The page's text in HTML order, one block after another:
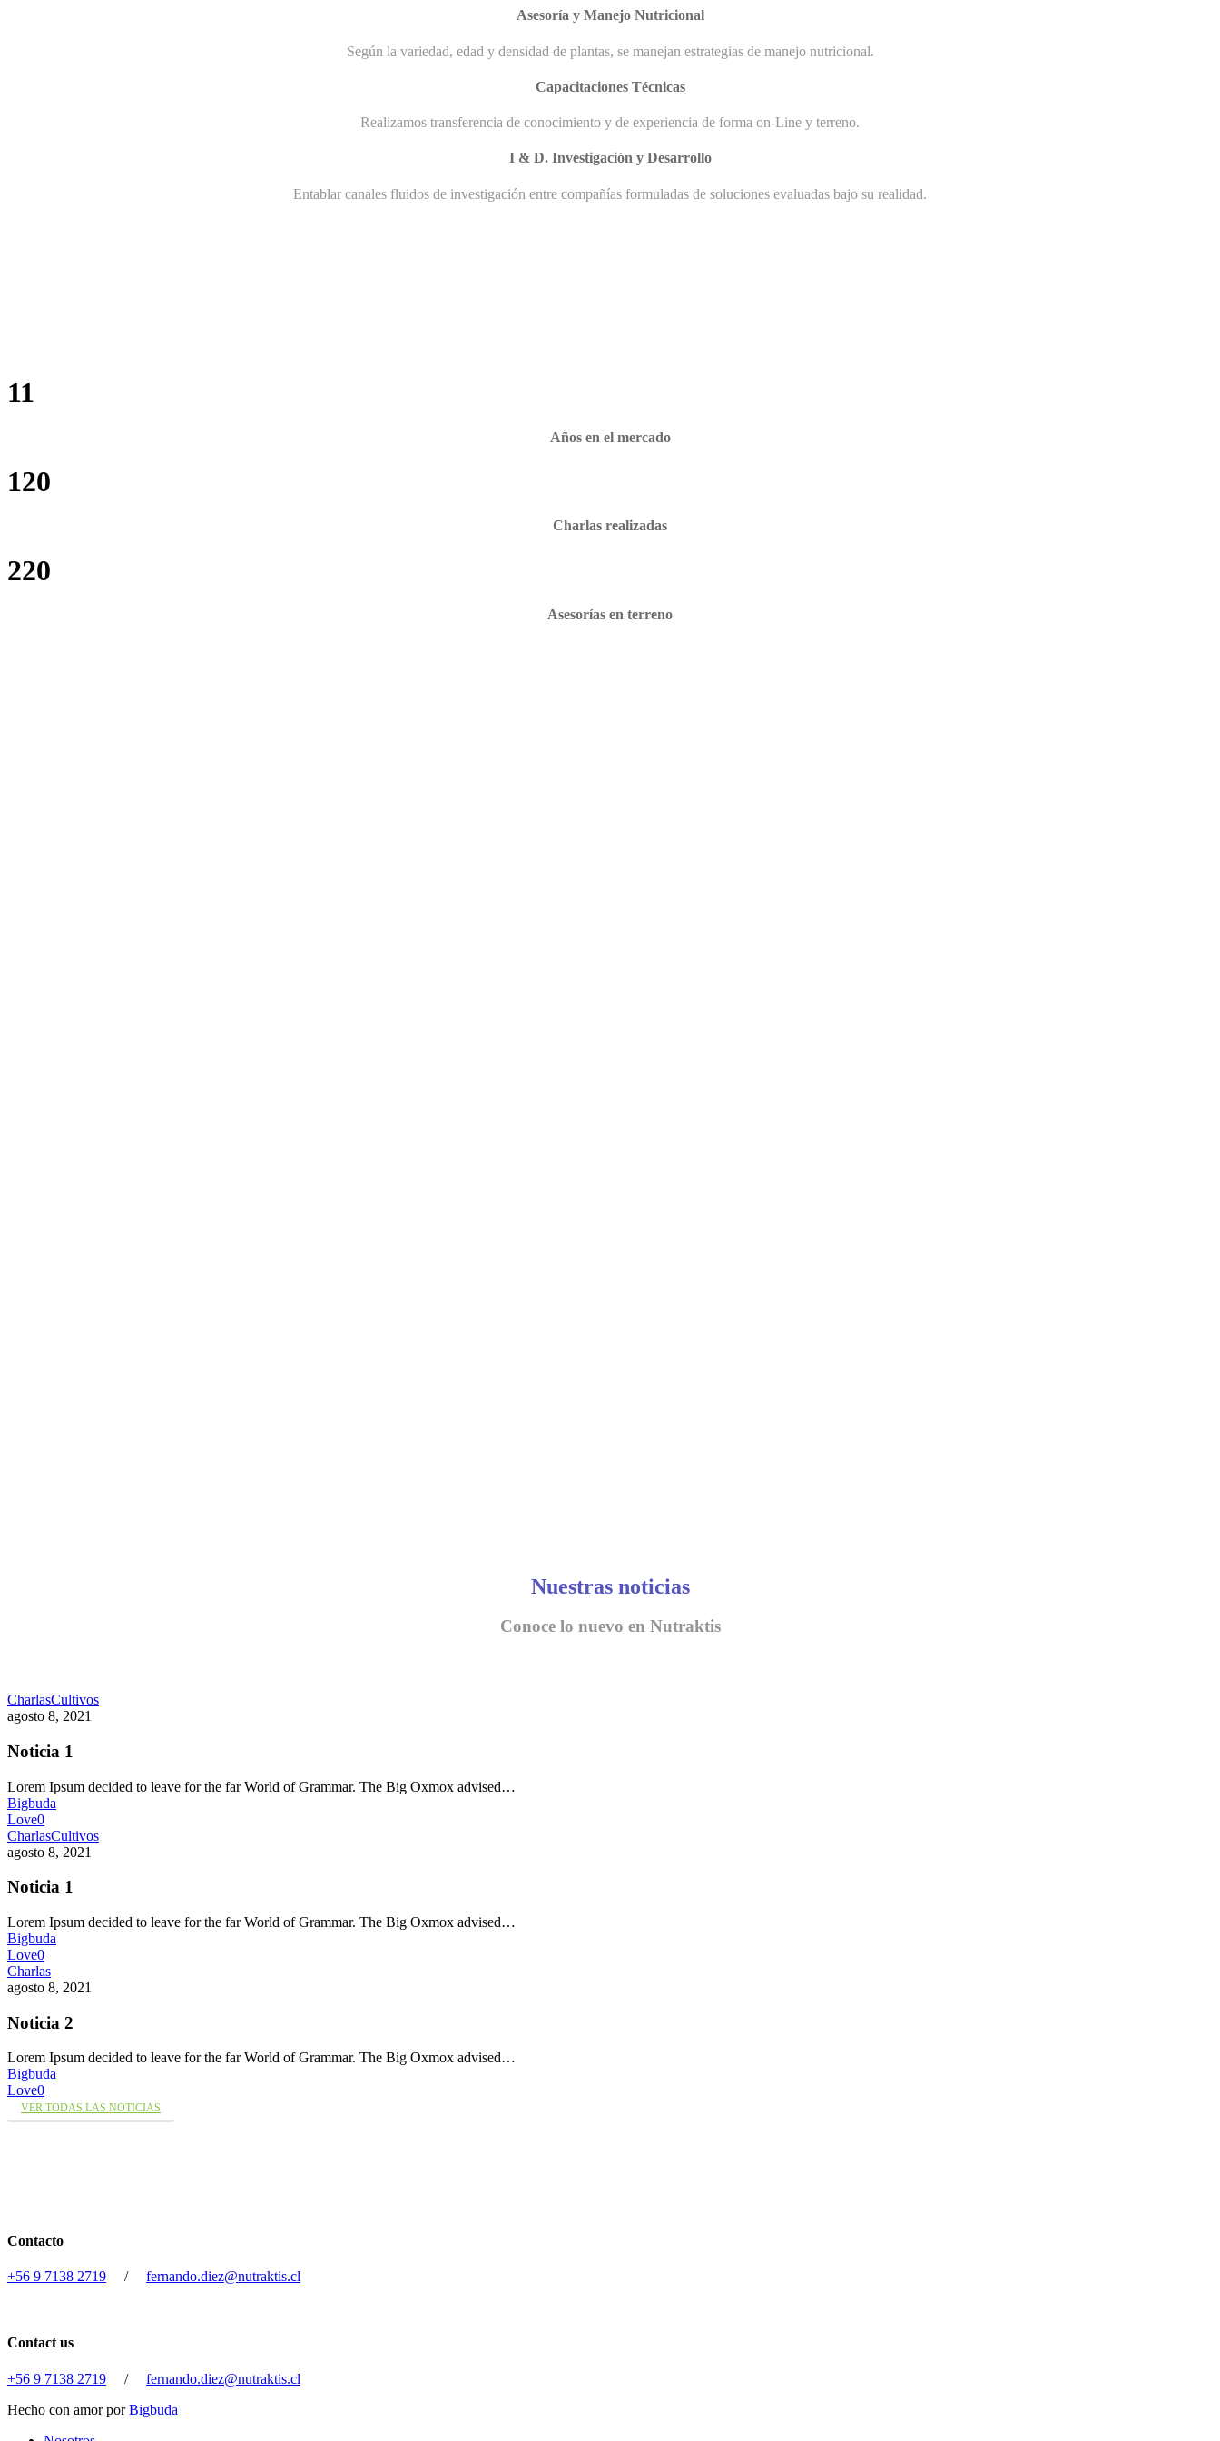
Asesoría y Manejo Nutricional
Según la variedad, edad y densidad de plantas, se manejan estrategias de manejo nutricional.
Capacitaciones Técnicas
Realizamos transferencia de conocimiento y de experiencia de forma on-Line y terreno.
I & D. Investigación y Desarrollo
Entablar canales fluidos de investigación entre compañías formuladas de soluciones evaluadas bajo su realidad.
11
Años en el mercado
120
Charlas realizadas
220
Asesorías en terreno
Nuestras noticias
Conoce lo nuevo en Nutraktis
CharlasCultivos
agosto 8, 2021
Noticia 1
Lorem Ipsum decided to leave for the far World of Grammar. The Big Oxmox advised…
Bigbuda
Love0
CharlasCultivos
agosto 8, 2021
Noticia 1
Lorem Ipsum decided to leave for the far World of Grammar. The Big Oxmox advised…
Bigbuda
Love0
Charlas
agosto 8, 2021
Noticia 2
Lorem Ipsum decided to leave for the far World of Grammar. The Big Oxmox advised…
Bigbuda
Love0
VER TODAS LAS NOTICIAS
Contacto
+56 9 7138 2719 / fernando.diez@nutraktis.cl
Contact us
+56 9 7138 2719 / fernando.diez@nutraktis.cl
Hecho con amor porBigbuda